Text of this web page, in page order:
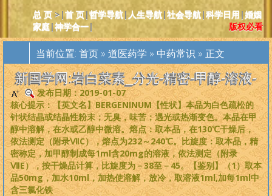
新国学应用网是将新国学理论付诸应用的地方，新国学理论及其核心
基元学十分庞大复杂，特别是社会学部分和自然科学部分对于大多数
人而言因基础知识不够而难以理解。新国学应用网则将复杂的原理和
逻辑，简化为相对易懂和利于人们日常使用的内容方法。主要分为人
体人生、宗教、神灵、社会常识和科学常识。现在，新国学理论已经
是一个非常完备、深度范畴远超旧国学的系统性理论，来吧，每个人
都可以从中获益。
版权必读
刘基元
新国学理论
总 页 >|首 页|哲学导航| 人生导航|社会导航|科学日用 |婚姻
家庭|神学合一| 版权必看
当前位置: 首页 » 道医药学 » 中药常识 » 正文
新国学网:岩白菜素_分光-精密-甲醇-溶液-
发布日期：2019-01-07
核心提示：【英文名】BERGENINUM【性状】本品为白色疏松的
针状结晶或结晶性粉末；无臭，味苦；遇光或热渐变色。本品在甲
醇中溶解，在水或乙醇中微溶。熔点：取本品，在130℃干燥后，
依法测定（附录ⅦC），熔点为232～240℃。比旋度：取本品，精
密称定，加甲醇制成每1ml含20mg的溶液，依法测定（附录
ⅦE），按干燥品计算，比旋度为－38至－45。【鉴别】（1）取本
品50mg，加水10ml，加热使溶解，放冷，取溶液1ml,加每1ml中
含三氯化铁